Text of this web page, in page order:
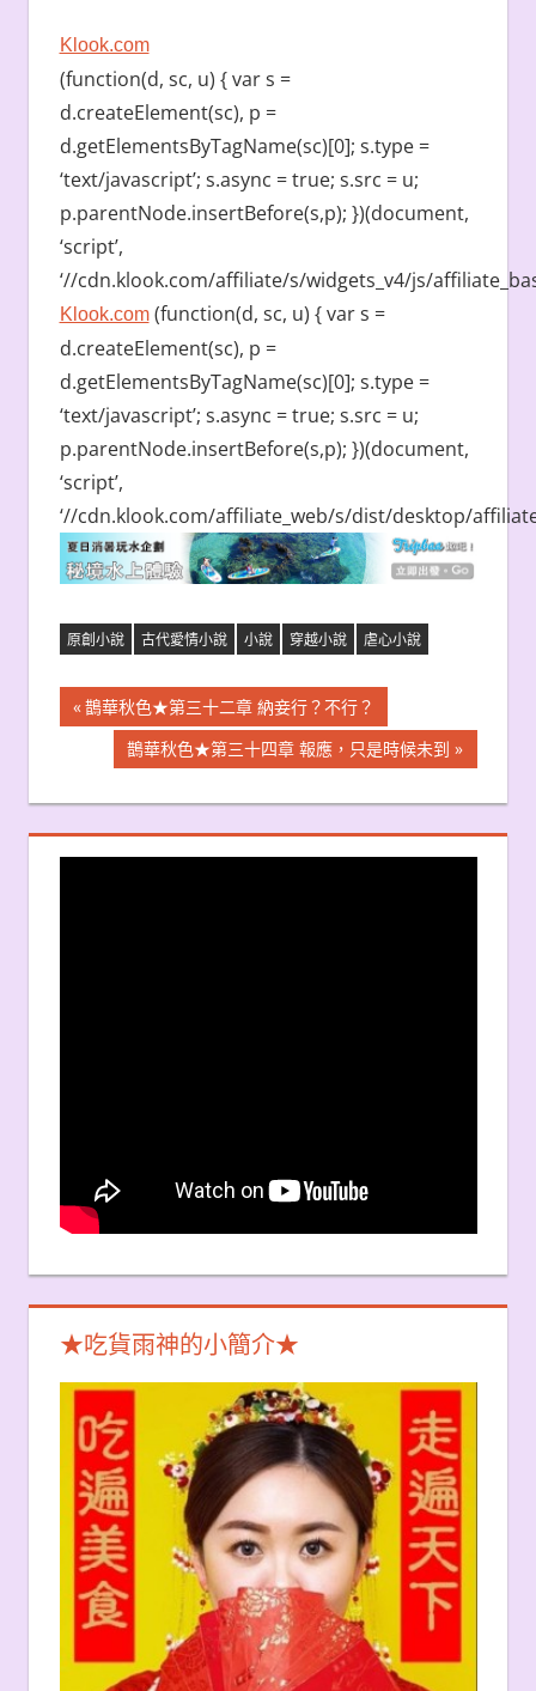
Klook.com
(function(d, sc, u) { var s =
d.createElement(sc), p =
d.getElementsByTagName(sc)[0]; s.type =
‘text/javascript’; s.async = true; s.src = u;
p.parentNode.insertBefore(s,p); })(document,
‘script’,
‘//cdn.klook.com/affiliate/s/widgets_v4/js/
Klook.com(function(d, sc, u) { var s =
d.createElement(sc), p =
d.getElementsByTagName(sc)[0]; s.type =
‘text/javascript’; s.async = true; s.src = u;
p.parentNode.insertBefore(s,p); })(document,
‘script’,
‘//cdn.klook.com/affiliate_web/s/dist/desktop/
原創小說 古代愛情小說 小說 穿越小說 虐心小說
文
導
覽
Previous
Post:
鵲華秋色★第三十二章 納妾行？不行？
Next
Post:
鵲華秋色★第三十四章 報應，只是時候未到
★吃貨雨神的小簡介★